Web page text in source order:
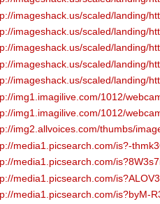
imageshack.us/scaled/landing/
imageshack.us/scaled/landing/
imageshack.us/scaled/landing/
imageshack.us/scaled/landing/
imageshack.us/scaled/landing/
img1.imagilive.com/1012/
img1.imagilive.com/1012/
img2.allvoices.com/thumbs/
media1.picsearch.com/is?-
media1.picsearch.com/
media1.picsearch.com/
media1.picsearch.com/is?byM-